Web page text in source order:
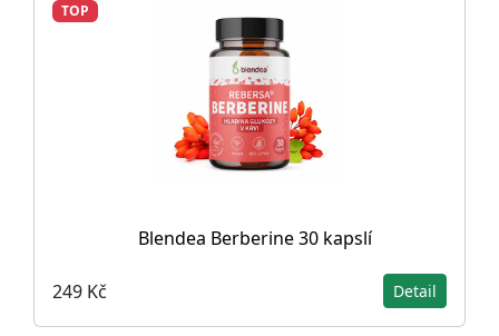
TOP
Blendea Berberine 30 kapslí
249 Kč Detail